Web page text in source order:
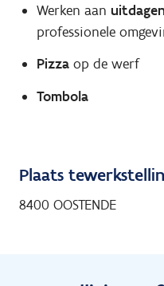
Werken aan
professionele
Pizzaop de werf
Tombola
Plaats
8400 OOSTENDE